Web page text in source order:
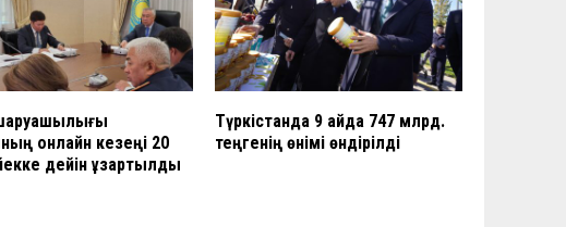
онлайн кезеңі 20
дейін ұзартылды
Түркістанда 9 айда 747 млрд.
теңгенің өнімі өндірілді